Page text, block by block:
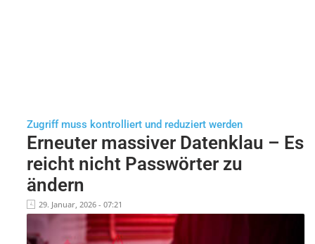
Zugriff muss kontrolliert und reduziert werden
Erneuter massiver Datenklau – Es
reicht nicht Passwörter zu
ändern
29. Januar, 2026 - 07:21